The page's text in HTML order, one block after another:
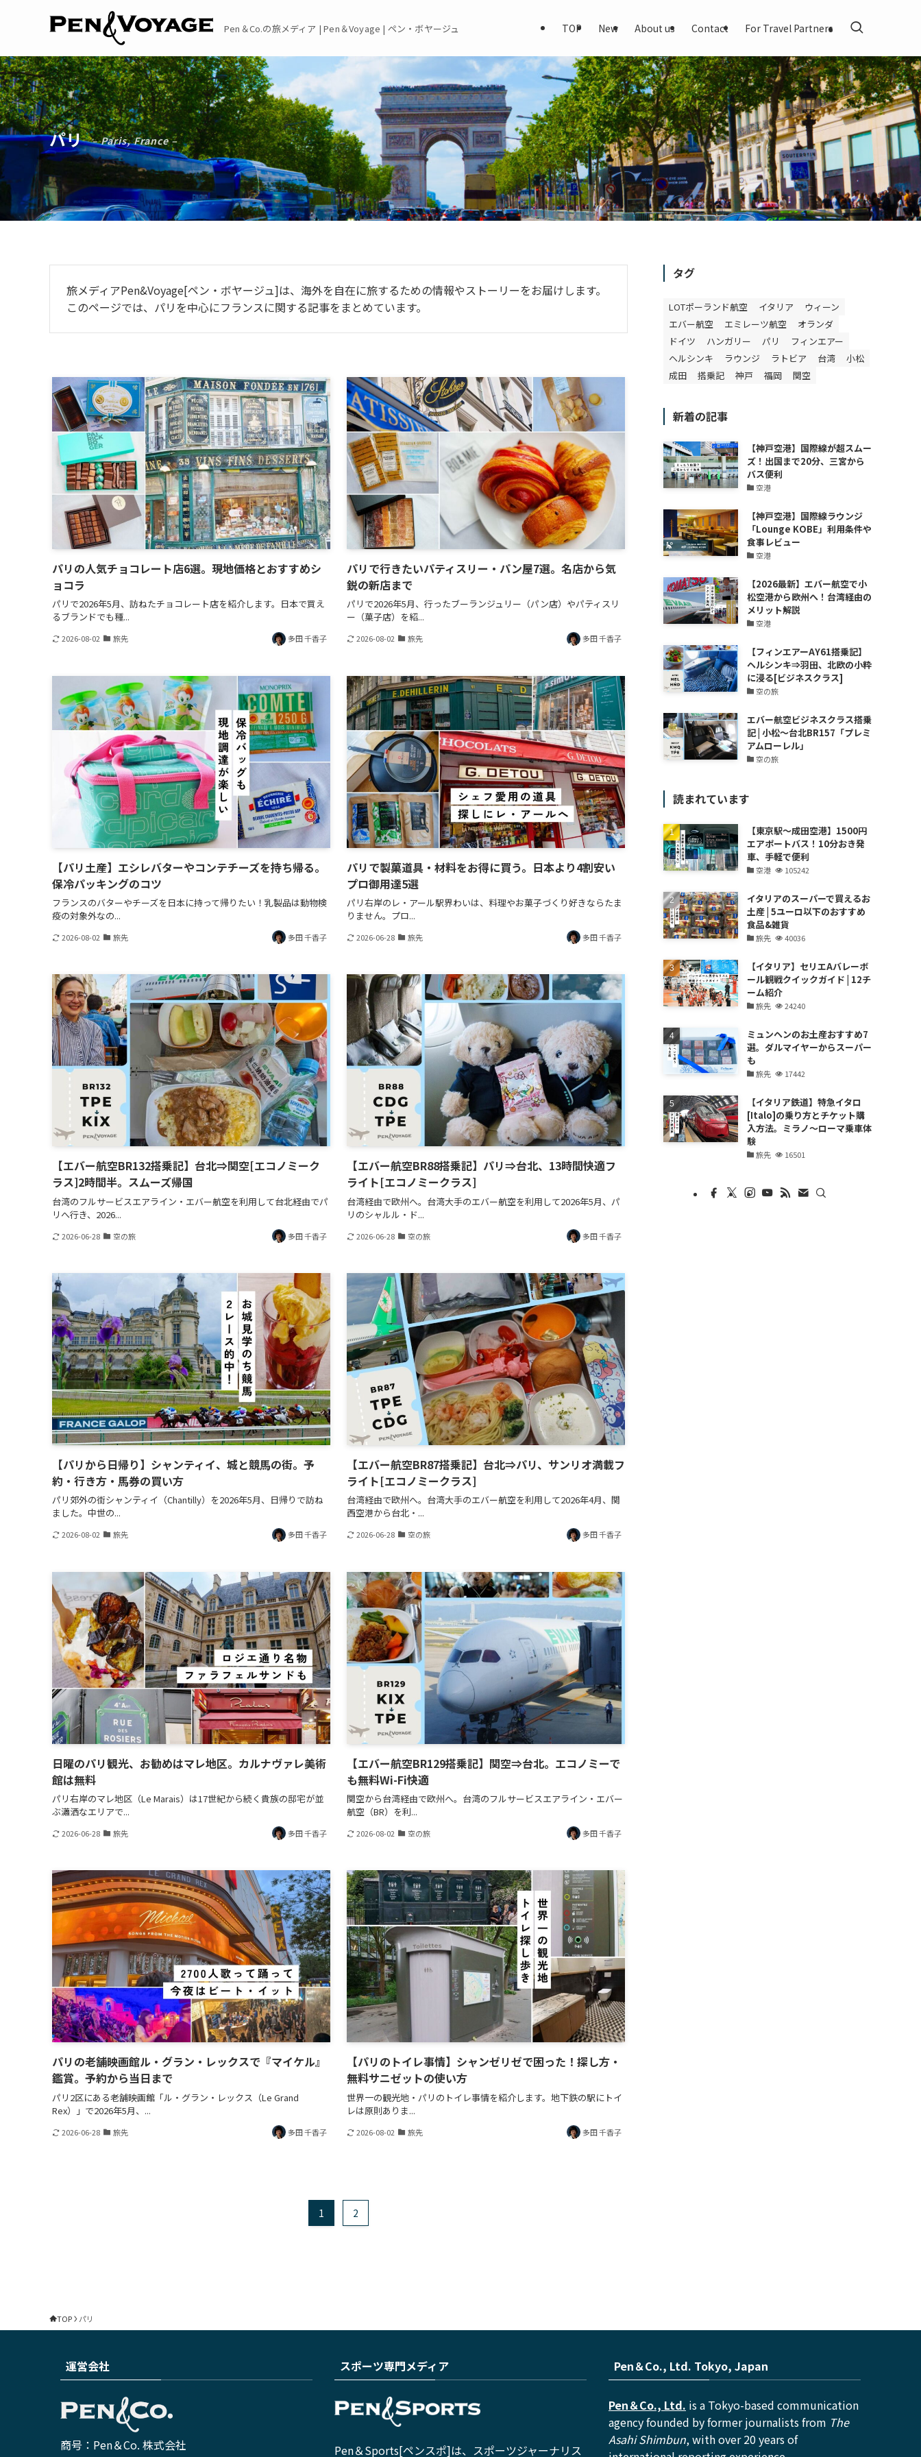
Pen＆Co.の旅メディア | Pen＆Voyage | ペン・ボヤージュ TOP New About us Contact For Travel Partners
パリ – Paris, France –
旅メディアPen&Voyage[ペン・ボヤージュ]は、海外を自在に旅するための情報やストーリーをお届けします。
このページでは、パリを中心にフランスに関する記事をまとめています。
パリの人気チョコレート店6選。現地価格とおすすめシ
ョコラ
パリで2026年5月、訪ねたチョコレート店を紹介します。日本で買え
るブランドでも種...
2026-08-02 旅先 多田 千香子
パリで行きたいパティスリー・パン屋7選。名店から気
鋭の新店まで
パリで2026年5月、行ったブーランジュリー（パン店）やパティスリ
ー（菓子店）を紹...
2026-08-02 旅先 多田 千香子
【パリ土産】エシレバターやコンテチーズを持ち帰る。
保冷パッキングのコツ
フランスのバターやチーズを日本に持って帰りたい！乳製品は動物検
疫の対象外なの...
2026-08-02 旅先 多田 千香子
パリで製菓道具・材料をお得に買う。日本より4割安い
プロ御用達5選
パリ右岸のレ・アール駅界わいは、料理やお菓子づくり好きならたま
りません。プロ...
2026-06-28 旅先 多田 千香子
【エバー航空BR132搭乗記】台北⇒関空[エコノミーク
ラス]2時間半。スムーズ帰国
台湾のフルサービスエアライン・エバー航空を利用して台北経由でパ
リへ行き、2026...
2026-06-28 空の旅 多田 千香子
【エバー航空BR88搭乗記】パリ⇒台北、13時間快適フ
ライト[エコノミークラス]
台湾経由で欧州へ。台湾大手のエバー航空を利用して2026年5月、パ
リのシャルル・ド...
2026-06-28 空の旅 多田 千香子
【パリから日帰り】シャンティイ、城と競馬の街。予
約・行き方・馬券の買い方
パリ郊外の街シャンティイ（Chantilly）を2026年5月、日帰りで訪ね
ました。中世の...
2026-08-02 旅先 多田 千香子
【エバー航空BR87搭乗記】台北⇒パリ、サンリオ満載フ
ライト[エコノミークラス]
台湾経由で欧州へ。台湾大手のエバー航空を利用して2026年4月、関
西空港から台北・...
2026-06-28 空の旅 多田 千香子
日曜のパリ観光、お勧めはマレ地区。カルナヴァレ美術
館は無料
パリ右岸のマレ地区（Le Marais）は17世紀から続く貴族の邸宅が並
ぶ瀟洒なエリアで...
2026-06-28 旅先 多田 千香子
【エバー航空BR129搭乗記】関空⇒台北。エコノミーで
も無料Wi-Fi快適
関空から台湾経由で欧州へ。台湾のフルサービスエアライン・エバー
航空（BR）を利...
2026-08-02 空の旅 多田 千香子
パリの老舗映画館ル・グラン・レックスで『マイケル』
鑑賞。予約から当日まで
パリ2区にある老舗映画館「ル・グラン・レックス（Le Grand
Rex）」で2026年5月、...
2026-06-28 旅先 多田 千香子
【パリのトイレ事情】シャンゼリゼで困った！探し方・
無料サニゼットの使い方
世界一の観光地・パリのトイレ事情を紹介します。地下鉄の駅にトイ
レは原則ありま...
2026-08-02 旅先 多田 千香子
1 2
タグ
LOTポーランド航空 イタリア
ウィーン
エバー航空
エミレーツ航空
オランダ
ドイツ
ハンガリー パリ
フィンエアー
ヘルシンキ
ラウンジ ラトビア 台湾
小松
成田
搭乗記 神戸 福岡 関空
新着の記事
【神戸空港】国際線が超スムー
ズ！出国まで20分、三宮から
バス便利
空港
【神戸空港】国際線ラウンジ
「Lounge KOBE」利用条件や
食事レビュー
空港
【2026最新】エバー航空で小
松空港から欧州へ！台湾経由の
メリット解説
空港
【フィンエアーAY61搭乗記】
ヘルシンキ⇒羽田、北欧の小粋
に浸る[ビジネスクラス]
空の旅
エバー航空ビジネスクラス搭乗
記 | 小松～台北BR157「プレミ
アムローレル」
空の旅
読まれています
【東京駅～成田空港】1500円
エアポートバス！10分おき発
車、手軽で便利
空港 105242
イタリアのスーパーで買えるお
土産 | 5ユーロ以下のおすすめ
食品&雑貨
旅先 40036
【イタリア】セリエAバレーボ
ール観戦クイックガイド | 12チ
ーム紹介
旅先 24240
ミュンヘンのお土産おすすめ7
選。ダルマイヤーからスーパー
も
旅先 17442
【イタリア鉄道】特急イタロ
[Italo]の乗り方とチケット購
入方法。ミラノ〜ローマ乗車体
験
旅先 16501
TOP パリ
運営会社
商号：Pen＆Co. 株式会社
スポーツ専門メディア
Pen＆Sports[ペンスポ]は、スポーツジャーナリス
Pen＆Co., Ltd. Tokyo, Japan
Pen＆Co., Ltd. is a Tokyo-based communication
agency founded by former journalists from The
Asahi Shimbun, with over 20 years of